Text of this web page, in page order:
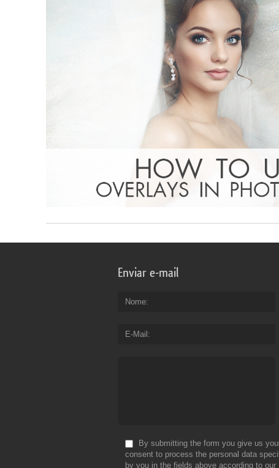
Enviar e-mail
Nome
E-Mail
By submitting the form you give us
consent to process the personal data
by you in the fields above according to our